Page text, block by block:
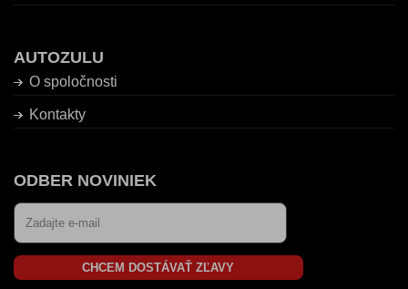
AUTOZULU
O spoločnosti
Kontakty
ODBER NOVINIEK
CHCEM DOSTÁVAŤ ZĽAVY